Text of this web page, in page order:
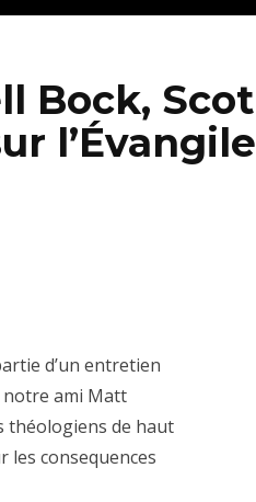
Bock, Scot
l’Évangile
d’un entretien
notre ami Matt
théologiens de haut
les consequences